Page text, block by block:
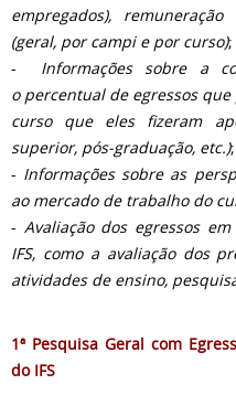
empregados),
(geral, por campi e por curso);
- Informações sobre a
o percentual de egressos
curso que eles fizeram
superior, pós-graduação, etc.);
- Informações sobre as
ao mercado de trabalho do
- Avaliação dos egressos
IFS, como a avaliação dos
atividades de ensino,
1ª Pesquisa Geral com
do IFS